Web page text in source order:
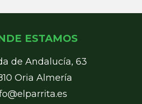
ESTAMOS
de Andalucía, 63
Oria Almería